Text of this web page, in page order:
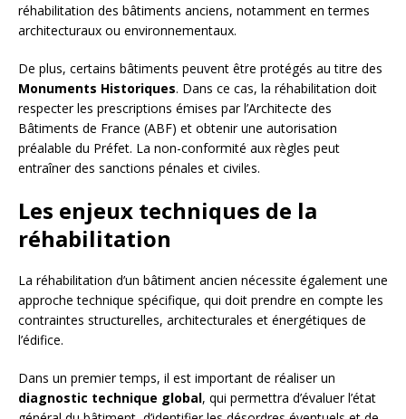
réhabilitation des bâtiments anciens, notamment en termes
architecturaux ou environnementaux.
De plus, certains bâtiments peuvent être protégés au titre des
Monuments Historiques. Dans ce cas, la réhabilitation doit
respecter les prescriptions émises par l’Architecte des
Bâtiments de France (ABF) et obtenir une autorisation
préalable du Préfet. La non-conformité aux règles peut
entraîner des sanctions pénales et civiles.
Les enjeux techniques de la
réhabilitation
La réhabilitation d’un bâtiment ancien nécessite également une
approche technique spécifique, qui doit prendre en compte les
contraintes structurelles, architecturales et énergétiques de
l’édifice.
Dans un premier temps, il est important de réaliser un
diagnostic technique global, qui permettra d’évaluer l’état